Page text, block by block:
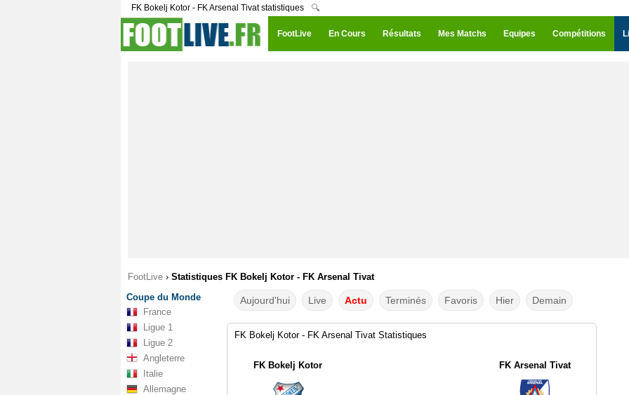
FK Bokelj Kotor - FK Arsenal Tivat statistiques 🔍
FootLive En Cours Résultats Mes Matchs Equipes Compétitions
FootLive › Statistiques FK Bokelj Kotor - FK Arsenal Tivat
Coupe du Monde
France
Ligue 1
Ligue 2
Angleterre
Italie
Allemagne
Aujourd'hui Live Actu Terminés Favoris Hier Demain
FK Bokelj Kotor - FK Arsenal Tivat Statistiques
FK Bokelj Kotor FK Arsenal Tivat